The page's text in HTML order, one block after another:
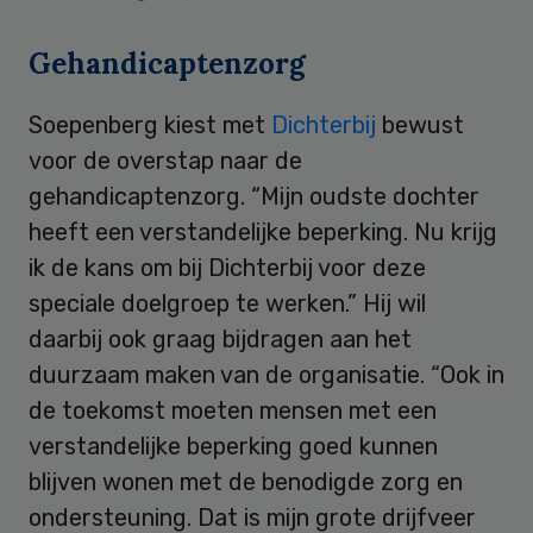
Gehandicaptenzorg
Soepenberg kiest met Dichterbij bewust
voor de overstap naar de
gehandicaptenzorg. “Mijn oudste dochter
heeft een verstandelijke beperking. Nu krijg
ik de kans om bij Dichterbij voor deze
speciale doelgroep te werken.” Hij wil
daarbij ook graag bijdragen aan het
duurzaam maken van de organisatie. “Ook in
de toekomst moeten mensen met een
verstandelijke beperking goed kunnen
blijven wonen met de benodigde zorg en
ondersteuning. Dat is mijn grote drijfveer